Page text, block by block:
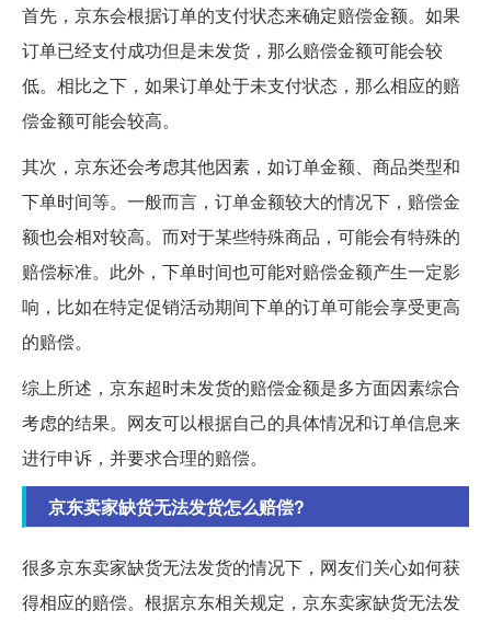
首先，京东会根据订单的支付状态来确定赔偿金额。如果
订单已经支付成功但是未发货，那么赔偿金额可能会较
低。相比之下，如果订单处于未支付状态，那么相应的赔
偿金额可能会较高。
其次，京东还会考虑其他因素，如订单金额、商品类型和
下单时间等。一般而言，订单金额较大的情况下，赔偿金
额也会相对较高。而对于某些特殊商品，可能会有特殊的
赔偿标准。此外，下单时间也可能对赔偿金额产生一定影
响，比如在特定促销活动期间下单的订单可能会享受更高
的赔偿。
综上所述，京东超时未发货的赔偿金额是多方面因素综合
考虑的结果。网友可以根据自己的具体情况和订单信息来
进行申诉，并要求合理的赔偿。
京东卖家缺货无法发货怎么赔偿?
很多京东卖家缺货无法发货的情况下，网友们关心如何获
得相应的赔偿。根据京东相关规定，京东卖家缺货无法发